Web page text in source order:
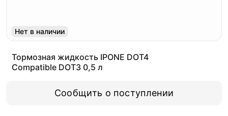
Нет в наличии
Тормозная жидкость IPONE DOT4
Compatible DOT3 0,5 л
Сообщить о поступлении